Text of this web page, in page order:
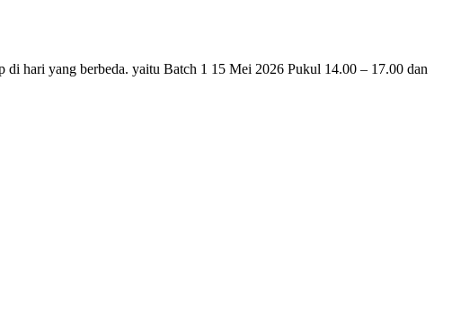
hari yang berbeda. yaitu Batch 1 15 Mei 2026 Pukul 14.00 – 17.00 dan